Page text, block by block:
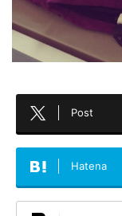
Post
Hatena